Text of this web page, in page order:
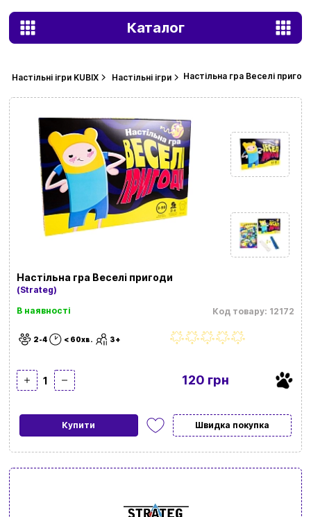
Каталог
Настільні ігри KUBIX Настільні ігри Настільна гра Веселі
Настільна гра Веселі пригоди
(Strateg)
Код товару: 12172
В наявності
2-4 < 60хв. 3+
120 грн
1
Купити Швидка покупка